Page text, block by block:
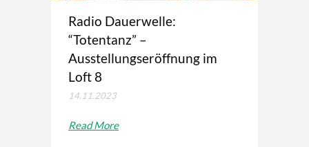
Radio Dauerwelle:
“Totentanz” –
Ausstellungseröffnung im
Loft 8
14.11.2023
Read More